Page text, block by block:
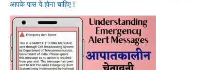
आपके पास ये होना चाहिए !